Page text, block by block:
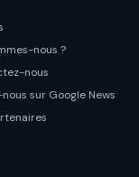
nous ?
nous
sur Google News